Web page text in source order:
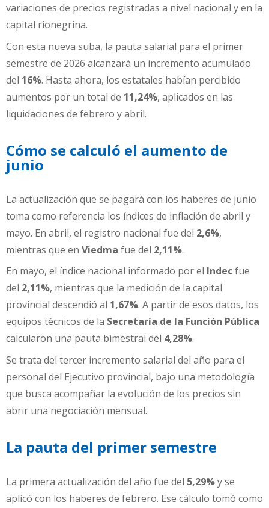
variaciones de precios registradas a nivel nacional y en la
capital rionegrina.
Con esta nueva suba, la pauta salarial para el primer
semestre de 2026 alcanzará un incremento acumulado
del 16%. Hasta ahora, los estatales habían percibido
aumentos por un total de 11,24%, aplicados en las
liquidaciones de febrero y abril.
Cómo se calculó el aumento de
junio
La actualización que se pagará con los haberes de junio
toma como referencia los índices de inflación de abril y
mayo. En abril, el registro nacional fue del 2,6%,
mientras que en Viedma fue del 2,11%.
En mayo, el índice nacional informado por el Indecfue
del 2,11%, mientras que la medición de la capital
provincial descendió al 1,67%. A partir de esos datos, los
equipos técnicos de la Secretaría de la Función Pública
calcularon una pauta bimestral del 4,28%.
Se trata del tercer incremento salarial del año para el
personal del Ejecutivo provincial, bajo una metodología
que busca acompañar la evolución de los precios sin
abrir una negociación mensual.
La pauta del primer semestre
La primera actualización del año fue del 5,29%y se
aplicó con los haberes de febrero. Ese cálculo tomó como